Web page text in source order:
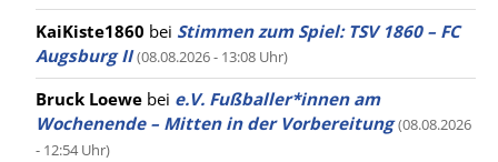
KaiKiste1860 bei Stimmen zum Spiel: TSV 1860 – FC
Augsburg II (08.08.2026 - 13:08 Uhr)
Bruck Loewe bei e.V. Fußballer*innen am
Wochenende – Mitten in der Vorbereitung (08.08.2026
- 12:54 Uhr)